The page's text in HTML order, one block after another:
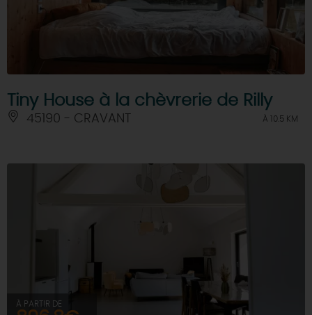
Tiny House à la chèvrerie de Rilly
45190 - CRAVANT À 10.5 KM
À PARTIR DE